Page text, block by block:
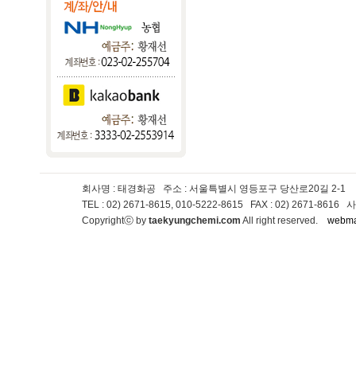
회사명 : 태경화공 주소 : 서울특별시 영등포구 당산로20길 2-1
TEL : 02) 2671-8615, 010-5222-8615 FAX : 02) 2671-8616
Copyrightⓒ by taekyungchemi.com All right reserved.